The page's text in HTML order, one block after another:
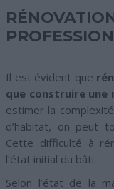
Il est évident que
que construire une
estimer la
d’habitat, on peut
Cette difficulté à
l’état initial du bâti.
Selon l’état de la